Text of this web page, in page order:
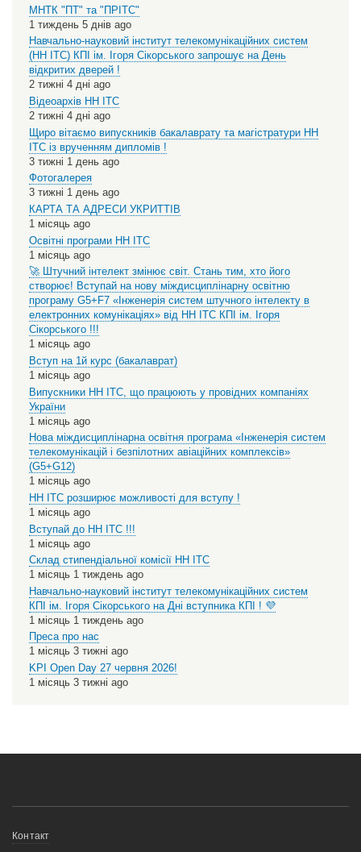
МНТК "ПТ" та "ПРІТС"
1 тиждень 5 днів ago
Навчально-науковий інститут телекомунікаційних систем
(НН ІТС) КПІ ім. Ігоря Сікорського запрошує на День
відкритих дверей !
2 тижні 4 дні ago
Відеоархів НН ІТС
2 тижні 4 дні ago
Щиро вітаємо випускників бакалаврату та магістратури НН
ІТС із врученням дипломів !
3 тижні 1 день ago
Фотогалерея
3 тижні 1 день ago
КАРТА ТА АДРЕСИ УКРИТТІВ
1 місяць ago
Освітні програми НН ІТС
1 місяць ago
🚀 Штучний інтелект змінює світ. Стань тим, хто його
створює! Вступай на нову міждисциплінарну освітню
програму G5+F7 «Інженерія систем штучного інтелекту в
електронних комунікаціях» від НН ІТС КПІ ім. Ігоря
Сікорського !!!
1 місяць ago
Вступ на 1й курс (бакалаврат)
1 місяць ago
Випускники НН ІТС, що працюють у провідних компаніях
України
1 місяць ago
Нова міждисциплінарна освітня програма «Інженерія систем
телекомунікацій і безпілотних авіаційних комплексів»
(G5+G12)
1 місяць ago
НН ІТС розширює можливості для вступу !
1 місяць ago
Вступай до НН ІТС !!!
1 місяць ago
Склад стипендіальної комісії НН ІТС
1 місяць 1 тиждень ago
Навчально-науковий інститут телекомунікаційних систем
КПІ ім. Ігоря Сікорського на Дні вступника КПІ ! 💜
1 місяць 1 тиждень ago
Преса про нас
1 місяць 3 тижні ago
KPI Open Day 27 червня 2026!
1 місяць 3 тижні ago
Меню
Контакт